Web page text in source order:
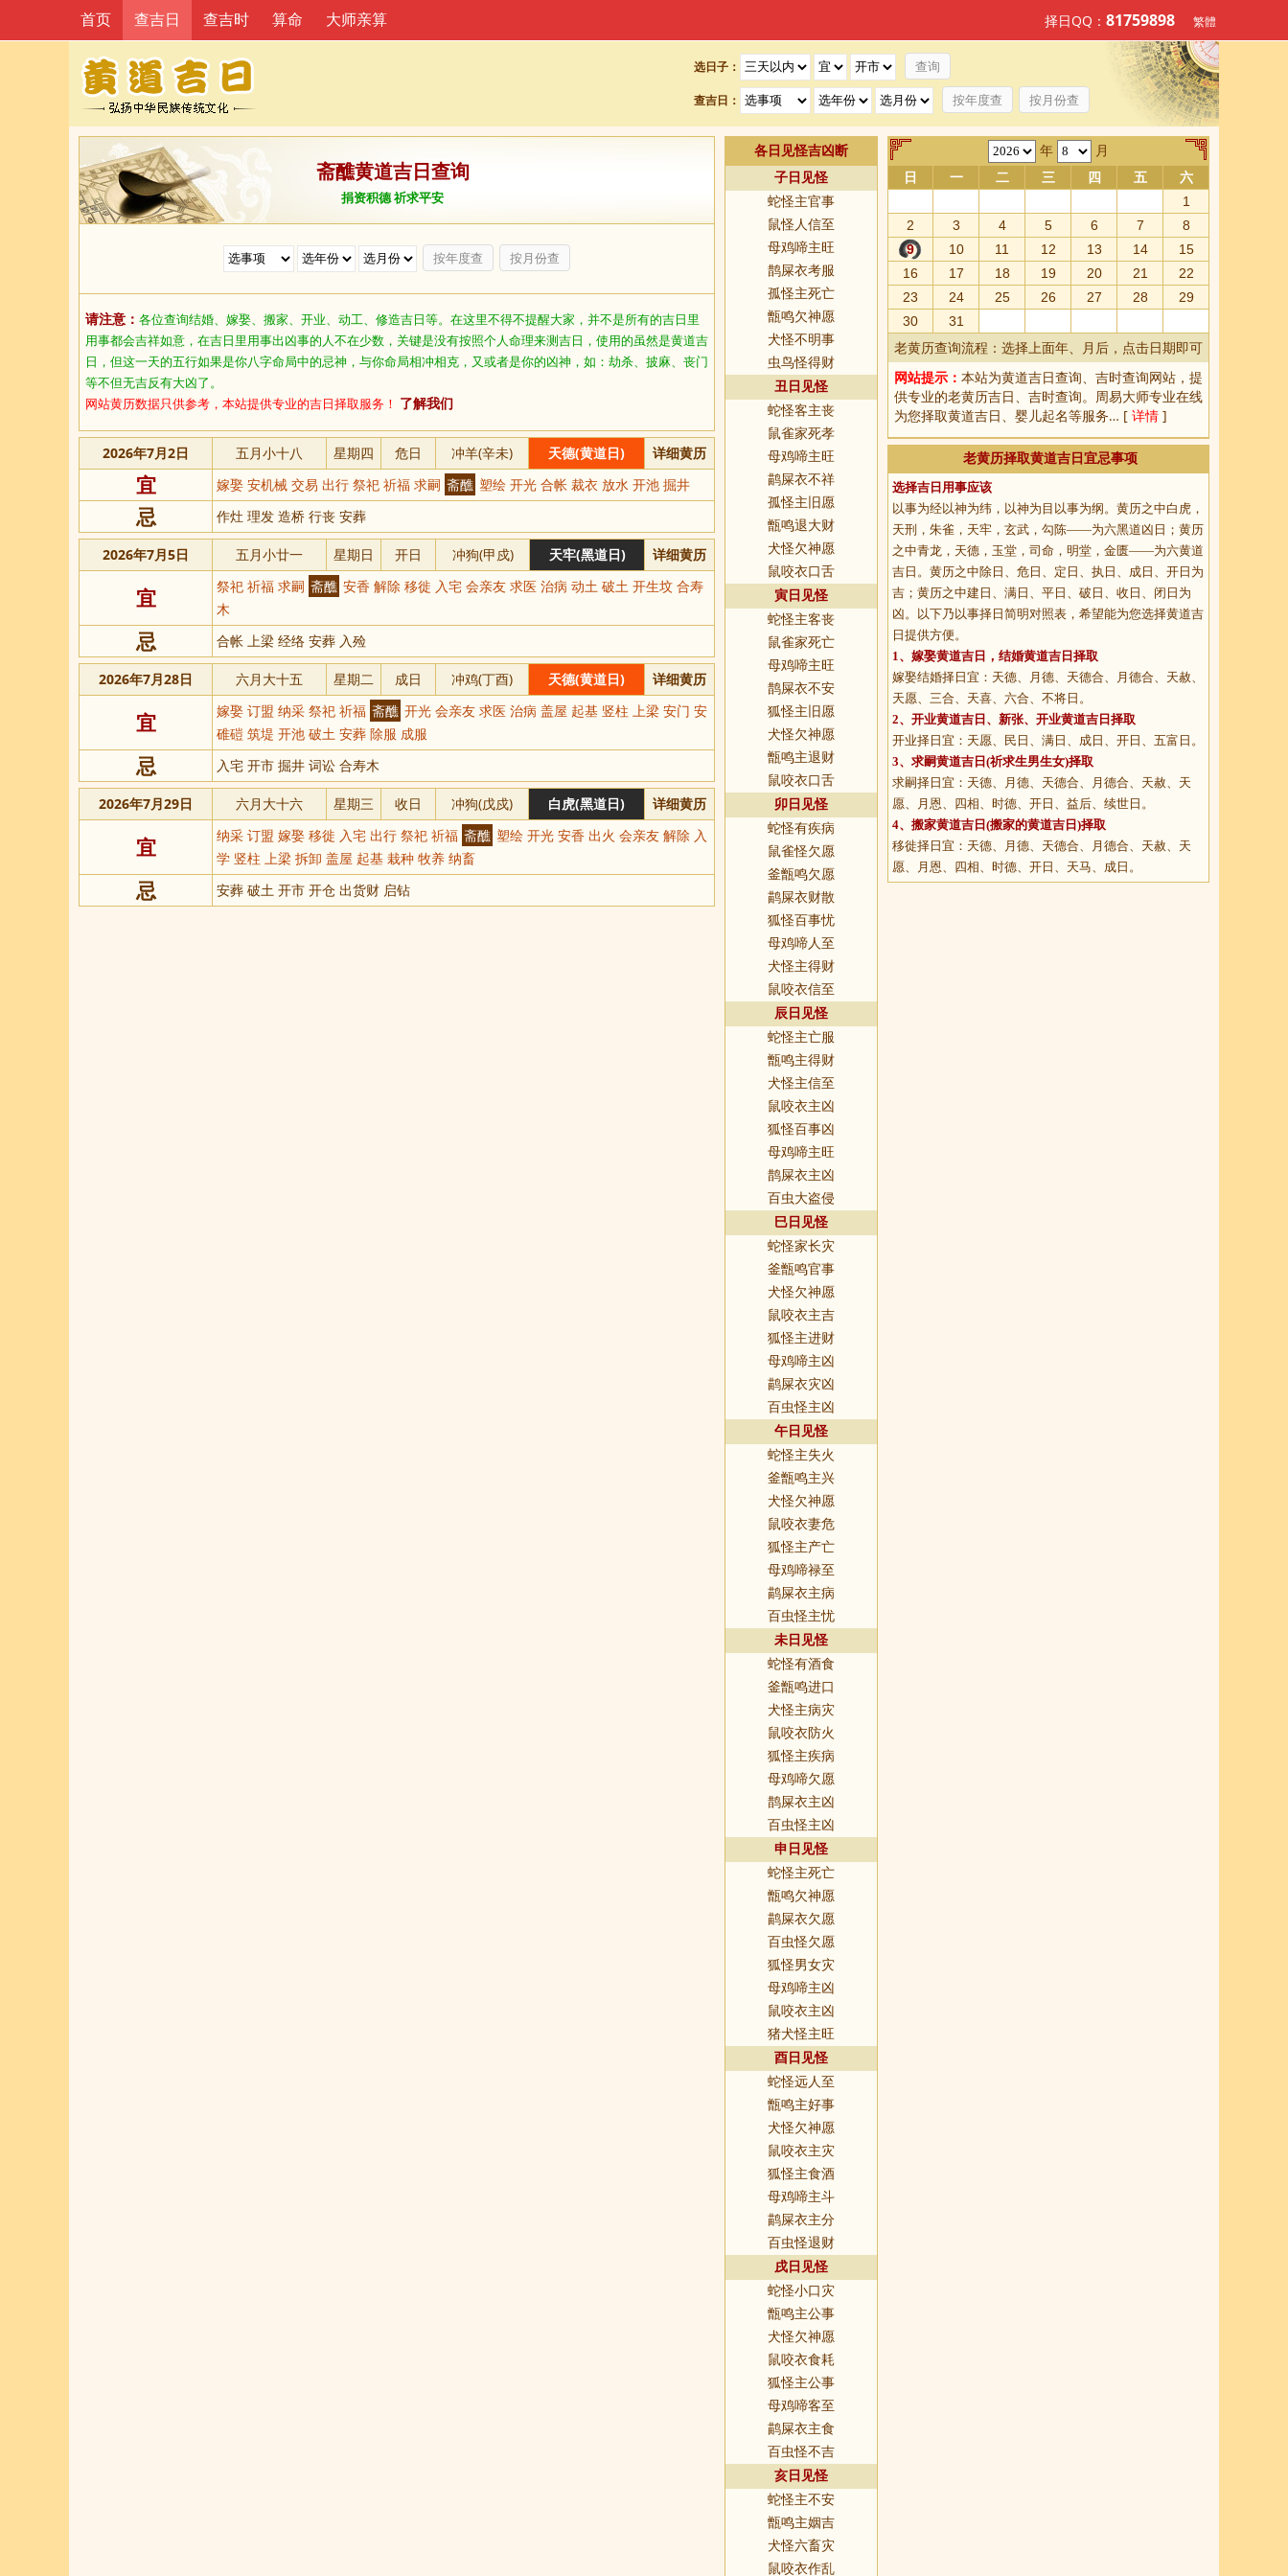
选日子：
查吉日： 按年度查 按月份查
首页 查吉日 查吉时 算命 大师亲算 择日QQ： 81759898 繁體
斋醮黄道吉日查询
捐资积德 祈求平安
按年度查 按月份查
请注意： 各位查询结婚、嫁娶、搬家、开业、动工、修造吉日等。在这里不得不提醒大家，并不是所有的吉日里
用事都会吉祥如意，在吉日里用事出凶事的人不在少数，关键是没有按照个人命理来测吉日，使用的虽然是黄道吉
日，但这一天的五行如果是你八字命局中的忌神，与你命局相冲相克，又或者是你的凶神，如：劫杀、披麻、丧门
等不但无吉反有大凶了。
网站黄历数据只供参考，本站提供专业的吉日择取服务！ 了解我们
2026年7月2日 五月小十八 星期四 危日 冲羊(辛未) 天德(黄道日) 详细黄历
宜 嫁娶 安机械 交易 出行 祭祀 祈福 求嗣 斋醮 塑绘 开光 合帐 裁衣 放水 开池 掘井
忌 作灶 理发 造桥 行丧 安葬
2026年7月5日 五月小廿一 星期日 开日 冲狗(甲戍) 天牢(黑道日) 详细黄历
宜 祭祀 祈福 求嗣 斋醮 安香 解除 移徙 入宅 会亲友 求医 治病 动土 破土 开生坟 合寿
木
忌 合帐 上梁 经络 安葬 入殓
2026年7月28日 六月大十五 星期二 成日 冲鸡(丁酉) 天德(黄道日) 详细黄历
宜 嫁娶 订盟 纳采 祭祀 祈福 斋醮 开光 会亲友 求医 治病 盖屋 起基 竖柱 上梁 安门 安
碓磑 筑堤 开池 破土 安葬 除服 成服
忌 入宅 开市 掘井 词讼 合寿木
2026年7月29日 六月大十六 星期三 收日 冲狗(戊戍) 白虎(黑道日) 详细黄历
宜 纳采 订盟 嫁娶 移徙 入宅 出行 祭祀 祈福 斋醮 塑绘 开光 安香 出火 会亲友 解除 入
学 竖柱 上梁 拆卸 盖屋 起基 栽种 牧养 纳畜
忌 安葬 破土 开市 开仓 出货财 启钻
各日见怪吉凶断
子日见怪
蛇怪主官事
鼠怪人信至
母鸡啼主旺
鹊屎衣考服
孤怪主死亡
甑鸣欠神愿
犬怪不明事
虫鸟怪得财
丑日见怪
蛇怪客主丧
鼠雀家死孝
母鸡啼主旺
鹋屎衣不祥
孤怪主旧愿
甑鸣退大财
犬怪欠神愿
鼠咬衣口舌
寅日见怪
蛇怪主客丧
鼠雀家死亡
母鸡啼主旺
鹊屎衣不安
狐怪主旧愿
犬怪欠神愿
甑鸣主退财
鼠咬衣口舌
卯日见怪
蛇怪有疾病
鼠雀怪欠愿
釜甑鸣欠愿
鹋屎衣财散
狐怪百事忧
母鸡啼人至
犬怪主得财
鼠咬衣信至
辰日见怪
蛇怪主亡服
甑鸣主得财
犬怪主信至
鼠咬衣主凶
狐怪百事凶
母鸡啼主旺
鹊屎衣主凶
百虫大盗侵
巳日见怪
蛇怪家长灾
釜甑鸣官事
犬怪欠神愿
鼠咬衣主吉
狐怪主进财
母鸡啼主凶
鹋屎衣灾凶
百虫怪主凶
午日见怪
蛇怪主失火
釜甑鸣主兴
犬怪欠神愿
鼠咬衣妻危
狐怪主产亡
母鸡啼禄至
鹋屎衣主病
百虫怪主忧
未日见怪
蛇怪有酒食
釜甑鸣进口
犬怪主病灾
鼠咬衣防火
狐怪主疾病
母鸡啼欠愿
鹊屎衣主凶
百虫怪主凶
申日见怪
蛇怪主死亡
甑鸣欠神愿
鹋屎衣欠愿
百虫怪欠愿
狐怪男女灾
母鸡啼主凶
鼠咬衣主凶
猪犬怪主旺
酉日见怪
蛇怪远人至
甑鸣主好事
犬怪欠神愿
鼠咬衣主灾
狐怪主食酒
母鸡啼主斗
鹋屎衣主分
百虫怪退财
戌日见怪
蛇怪小口灾
甑鸣主公事
犬怪欠神愿
鼠咬衣食耗
狐怪主公事
母鸡啼客至
鹋屎衣主食
百虫怪不吉
亥日见怪
蛇怪主不安
甑鸣主姻吉
犬怪六畜灾
鼠咬衣作乱
年 月
日 一 二 三 四 五
六
1
2
3 4 5 6 7
8
9
10 11 12 13 14
15
16
17 18 19 20 21
22
23
24 25 26 27 28
29
30
31
老黄历查询流程：选择上面年、月后，点击日期即可
网站提示： 本站为黄道吉日查询、 吉时查询网站，提
供专业的老黄历吉日、吉时查询。周易大师专业在线
为您择取黄道吉日、婴儿起名等服务… [ 详情 ]
老黄历择取黄道吉日宜忌事项
选择吉日用事应该
以事为经以神为纬，以神为目以事为纲。黄历之中白虎，
天刑，朱雀，天牢，玄武，勾陈——为六黑道凶日；黄历
之中青龙，天德，玉堂，司命，明堂，金匮——为六黄道
吉日。黄历之中除日、危日、定日、执日、成日、开日为
吉；黄历之中建日、满日、平日、破日、收日、闭日为
凶。以下乃以事择日简明对照表，希望能为您选择黄道吉
日提供方便。
1、 嫁娶黄道吉日 ，结婚黄道吉日择取
嫁娶结婚择日宜：天德、月德、天德合、月德合、天赦、
天愿、三合、天喜、六合、不将日。
2、 开业黄道吉日 、新张、开业黄道吉日择取
开业择日宜：天愿、民日、满日、成日、开日、五富日。
3、 求嗣黄道吉日 (祈求生男生女)择取
求嗣择日宜：天德、月德、天德合、月德合、天赦、天
愿、月恩、四相、时德、开日、益后、续世日。
4、 搬家黄道吉日 (搬家的黄道吉日)择取
移徙择日宜：天德、月德、天德合、月德合、天赦、天
愿、月恩、四相、时德、开日、天马、成日。